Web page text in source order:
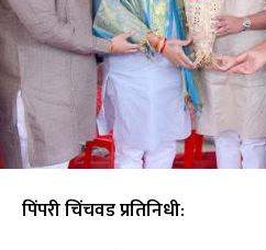
पिंपरी चिंचवड प्रतिनिधी: